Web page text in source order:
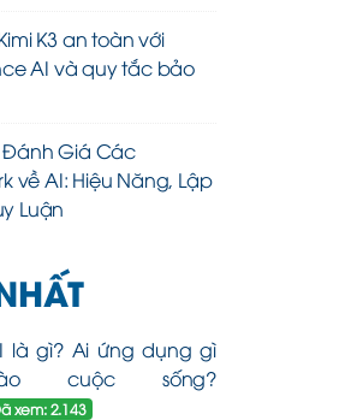
K3 an toàn với
AI và quy tắc bảo
Đánh Giá Các
về AI: Hiệu Năng, Lập
Luận
là gì? Ai ứng dụng gì
cuộc sống?
xem: 2.143